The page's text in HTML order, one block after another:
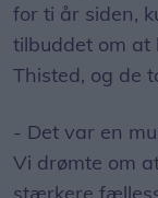
for ti år siden,
tilbuddet om at
Thisted, og de
- Det var en
Vi drømte om